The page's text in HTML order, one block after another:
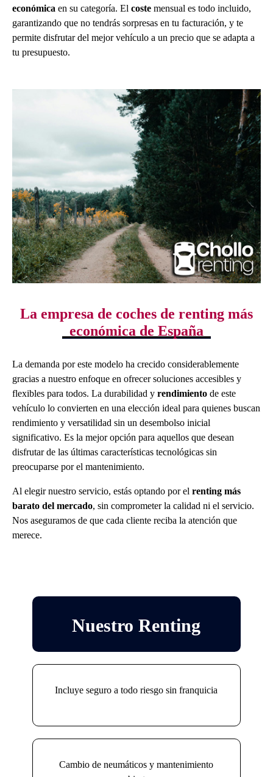
económica en su categoría. El coste mensual es todo incluido,
garantizando que no tendrás sorpresas en tu facturación, y te
permite disfrutar del mejor vehículo a un precio que se adapta a
tu presupuesto.
La empresa de coches de renting más
económica de España
La demanda por este modelo ha crecido considerablemente
gracias a nuestro enfoque en ofrecer soluciones accesibles y
flexibles para todos. La durabilidad y rendimiento de este
vehículo lo convierten en una elección ideal para quienes buscan
rendimiento y versatilidad sin un desembolso inicial
significativo. Es la mejor opción para aquellos que desean
disfrutar de las últimas características tecnológicas sin
preocuparse por el mantenimiento.
Al elegir nuestro servicio, estás optando por el renting más
barato del mercado, sin comprometer la calidad ni el servicio.
Nos aseguramos de que cada cliente reciba la atención que
merece.
Nuestro Renting
Incluye seguro a todo riesgo sin franquicia
Cambio de neumáticos y mantenimiento